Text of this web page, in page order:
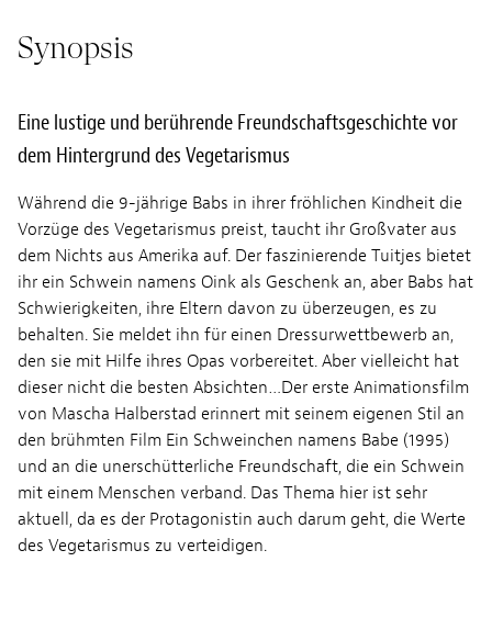
Synopsis
Eine lustige und berührende Freundschaftsgeschichte vor
dem Hintergrund des Vegetarismus
Während die 9-jährige Babs in ihrer fröhlichen Kindheit die
Vorzüge des Vegetarismus preist, taucht ihr Großvater aus
dem Nichts aus Amerika auf. Der faszinierende Tuitjes bietet
ihr ein Schwein namens Oink als Geschenk an, aber Babs hat
Schwierigkeiten, ihre Eltern davon zu überzeugen, es zu
behalten. Sie meldet ihn für einen Dressurwettbewerb an,
den sie mit Hilfe ihres Opas vorbereitet. Aber vielleicht hat
dieser nicht die besten Absichten…Der erste Animationsfilm
von Mascha Halberstad erinnert mit seinem eigenen Stil an
den brühmten Film Ein Schweinchen namens Babe (1995)
und an die unerschütterliche Freundschaft, die ein Schwein
mit einem Menschen verband. Das Thema hier ist sehr
aktuell, da es der Protagonistin auch darum geht, die Werte
des Vegetarismus zu verteidigen.